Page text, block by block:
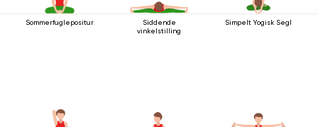
Sommerfuglepositur
Siddende
vinkelstilling
Simpelt Yogisk Segl